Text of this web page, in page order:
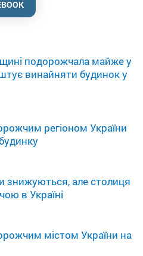
подорожчала майже у
винайняти будинок у
регіоном України
знижуються, але столиця
в Україні
містом України на